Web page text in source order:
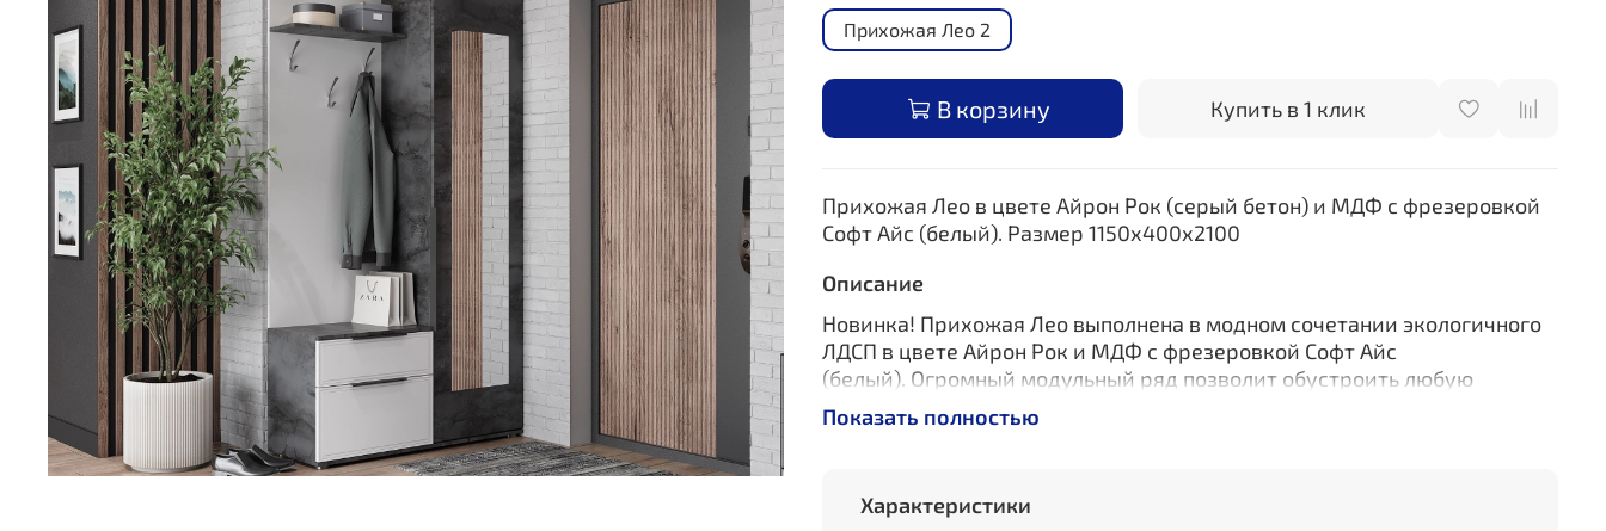
Прихожая Лео 2
В корзину Купить в 1 клик
Прихожая Лео в цвете Айрон Рок (серый бетон) и МДФ с фрезеровкой
Софт Айс (белый). Размер 1150х400х2100
Описание
Новинка! Прихожая Лео выполнена в модном сочетании экологичного
ЛДСП в цвете Айрон Рок и МДФ с фрезеровкой Софт Айс
(белый). Огромный модульный ряд позволит обустроить любую
комнату в вашем доме.
Вашей квартиры. Оптимальное сочетание цены и качества!
Показать полностью
Характеристики